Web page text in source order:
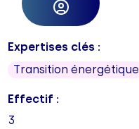
Expertises clés :
Transition énergétique
Effectif :
3